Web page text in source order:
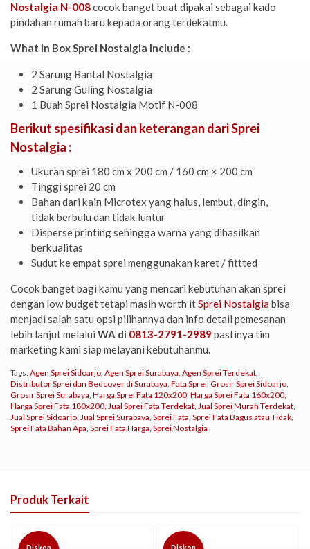
Nostalgia N-008cocok banget buat dipakai sebagai kado
pindahan rumah baru kepada orang terdekatmu.
What in Box Sprei Nostalgia Include :
2 Sarung Bantal Nostalgia
2 Sarung Guling Nostalgia
1 Buah Sprei Nostalgia Motif N-008
Berikut spesifikasi dan keterangan dari Sprei
Nostalgia :
Ukuran sprei 180 cm x 200 cm / 160 cm × 200 cm
Tinggi sprei 20 cm
Bahan dari kain Microtex yang halus, lembut, dingin,
tidak berbulu dan tidak luntur
Disperse printing sehingga warna yang dihasilkan
berkualitas
Sudut ke empat sprei menggunakan karet / fittted
Cocok banget bagi kamu yang mencari kebutuhan akan sprei
dengan low budget tetapi masih worth itSprei Nostalgiabisa
menjadi salah satu opsi pilihannya dan info detail pemesanan
lebih lanjut melalui WA di 0813-2791-2989 pastinya tim
marketing kami siap melayani kebutuhanmu.
Tags:Agen Sprei Sidoarjo Agen Sprei Surabaya Agen Sprei Terdekat
Distributor Sprei dan Bedcover di Surabaya Fata Sprei Grosir Sprei Sidoarjo
Grosir Sprei Surabaya Harga Sprei Fata 120x200 Harga Sprei Fata 160x200
Harga Sprei Fata 180x200 Jual Sprei Fata Terdekat Jual Sprei Murah Terdekat
Jual Sprei Sidoarjo Jual Sprei Surabaya Sprei Fata Sprei Fata Bagus atau Tidak
Sprei Fata Bahan Apa Sprei Fata Harga Sprei Nostalgia
Produk Terkait
Diskon Diskon